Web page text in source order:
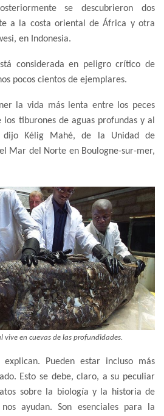
se descubrieron dos
a la costa oriental de África y otra
en Indonesia.
considerada en peligro crítico de
pocos cientos de ejemplares.
la vida más lenta entre los peces
tiburones de aguas profundas y al
dijo Kélig Mahé, de la Unidad de
Mar del Norte en Boulogne-sur-mer,
vive en cuevas de las profundidades.
explican. Pueden estar incluso más
Esto se debe, claro, a su peculiar
sobre la biología y la historia de
ayudan. Son esenciales para la